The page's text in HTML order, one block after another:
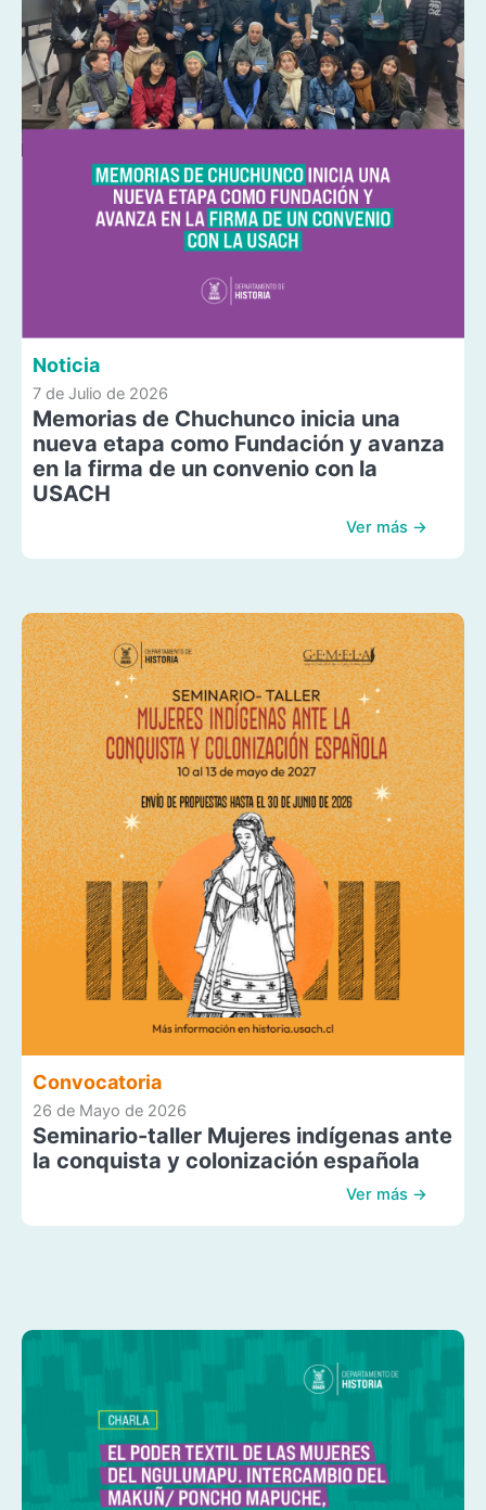
Noticia
7 de Julio de 2026
Memorias de Chuchunco inicia una
nueva etapa como Fundación y avanza
en la firma de un convenio con la
USACH
Ver más →
Convocatoria
26 de Mayo de 2026
Seminario-taller Mujeres indígenas ante
la conquista y colonización española
Ver más →